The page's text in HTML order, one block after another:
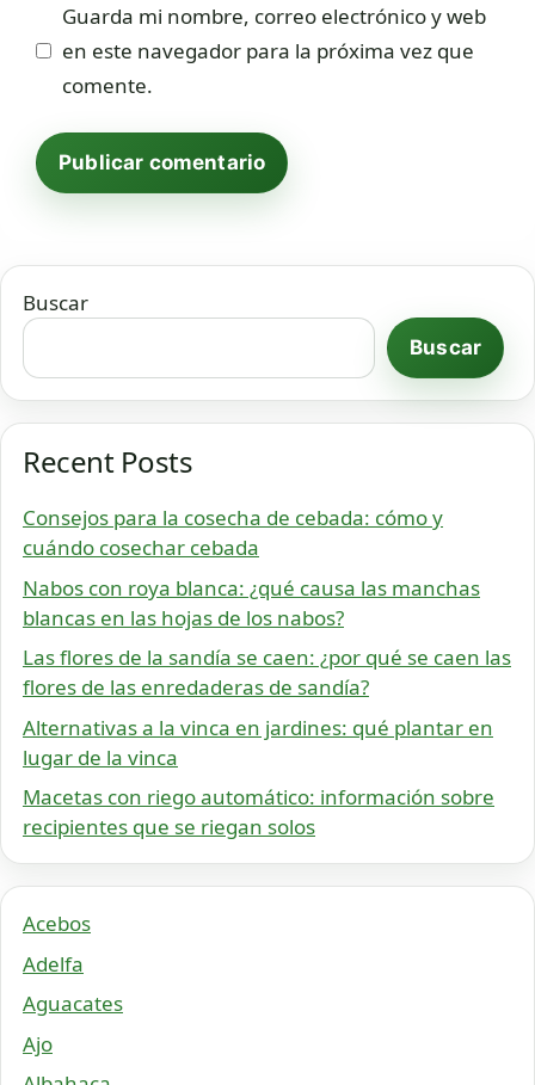
Guarda mi nombre, correo electrónico y web
en este navegador para la próxima vez que
comente.
Buscar
Buscar
Recent Posts
Consejos para la cosecha de cebada: cómo y
cuándo cosechar cebada
Nabos con roya blanca: ¿qué causa las manchas
blancas en las hojas de los nabos?
Las flores de la sandía se caen: ¿por qué se caen las
flores de las enredaderas de sandía?
Alternativas a la vinca en jardines: qué plantar en
lugar de la vinca
Macetas con riego automático: información sobre
recipientes que se riegan solos
Acebos
Adelfa
Aguacates
Ajo